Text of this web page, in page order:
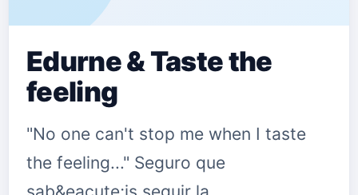
Edurne & Taste the
feeling
"No one can't stop me when I taste
the feeling..." Seguro que